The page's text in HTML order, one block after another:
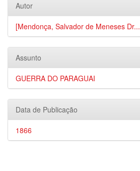
Autor
[Mendonça, Salvador de Meneses Dr...
Assunto
GUERRA DO PARAGUAI
Data de Publicação
1866